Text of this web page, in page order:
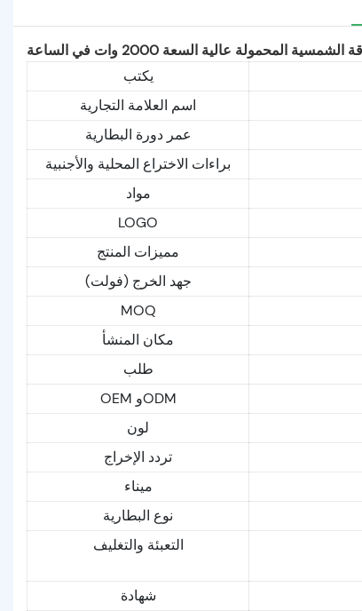
يكتب
اسم العلامة التجارية
عمر دورة البطارية
براءات الاختراع المحلية والأجنبية
مواد
LOGO
مميزات المنتج
جهد الخرج (فولت)
MOQ
مكان المنشأ
طلب
OEM وODM
لون
تردد الإخراج
ميناء
نوع البطارية
التعبئة والتغليف
شهادة